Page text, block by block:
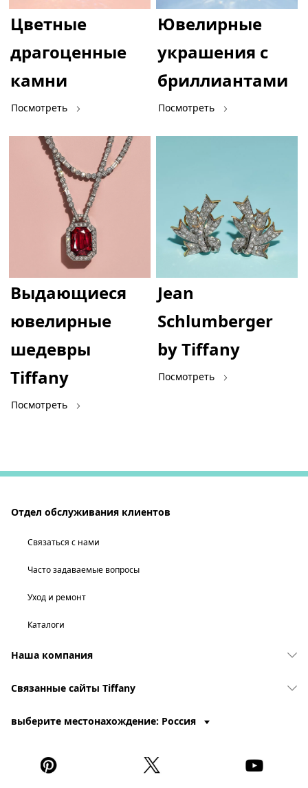
Цветные
драгоценные
камни
Посмотреть
Ювелирные
украшения с
бриллиантами
Посмотреть
Выдающиеся
ювелирные
шедевры
Tiffany
Посмотреть
Jean
Schlumberger
by Tiffany
Посмотреть
Отдел обслуживания клиентов
Связаться с нами
Часто задаваемые вопросы
Уход и ремонт
Каталоги
Наша компания
Связанные сайты Tiffany
выберите местонахождение: Россия